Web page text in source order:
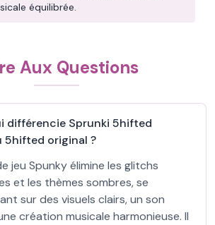
équilibrée.
Aux Questions
différencie Sprunki 5hifted
5hifted original ?
jeu Spunky élimine les glitchs
et les thèmes sombres, se
sur des visuels clairs, un son
création musicale harmonieuse. Il